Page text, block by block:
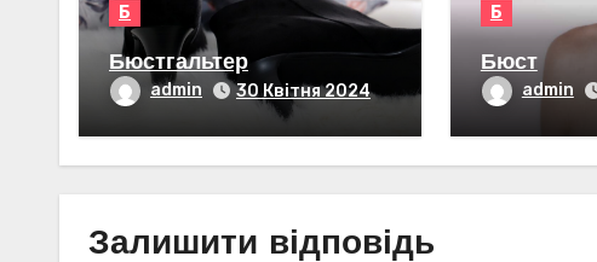
Б
Бюстгальтер
admin 30 Квітня 2024
Б
Бюст
admin
Залишити відповідь